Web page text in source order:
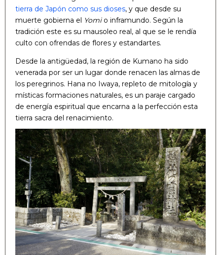
tierra de Japón como sus dioses, y que desde su
muerte gobierna el Yomio inframundo. Según la
tradición este es su mausoleo real, al que se le rendía
culto con ofrendas de flores y estandartes.
Desde la antigüedad, la región de Kumano ha sido
venerada por ser un lugar donde renacen las almas de
los peregrinos. Hana no Iwaya, repleto de mitología y
místicas formaciones naturales, es un paraje cargado
de energía espiritual que encarna a la perfección esta
tierra sacra del renacimiento.